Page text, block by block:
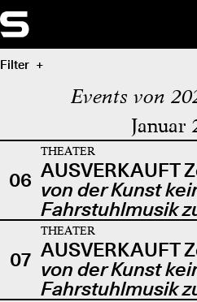
Filter
Events von
Januar
06
THEATER
AUSVERKAUFT
von der Kunst
Fahrstuhlmusik
07
THEATER
AUSVERKAUFT
von der Kunst
Fahrstuhlmusik